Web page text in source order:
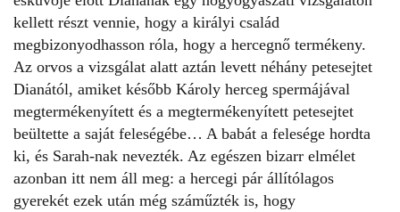
kellett részt vennie, hogy a királyi család
megbizonyodhasson róla, hogy a hercegnő termékeny.
Az orvos a vizsgálat alatt aztán levett néhány petesejtet
Dianától, amiket később Károly herceg spermájával
megtermékenyített és a megtermékenyített petesejtet
beültette a saját feleségébe… A babát a felesége hordta
ki, és Sarah-nak nevezték. Az egészen bizarr elmélet
azonban itt nem áll meg: a hercegi pár állítólagos
gyerekét ezek után még száműzték is, hogy